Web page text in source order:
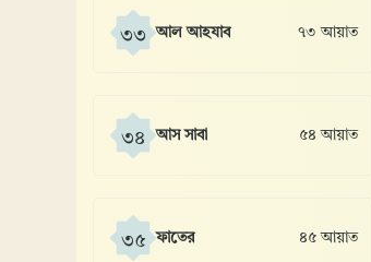
৩৩ আল আহযাব ৭৩ আয়াত
৩৪ আস সাবা ৫৪ আয়াত
৩৫ ফাতের ৪৫ আয়াত